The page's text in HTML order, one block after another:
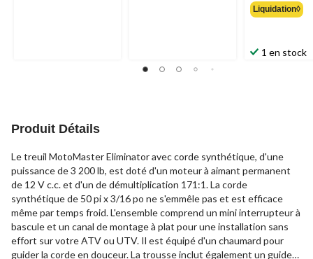
Liquidation◊
1 en stock
Produit Détails
Le treuil MotoMaster Eliminator avec corde synthétique, d'une
puissance de 3 200 lb, est doté d'un moteur à aimant permanent
de 12 V c.c. et d'un de démultiplication 171:1. La corde
synthétique de 50 pi x 3/16 po ne s'emmêle pas et est efficace
même par temps froid. L'ensemble comprend un mini interrupteur à
bascule et un canal de montage à plat pour une installation sans
effort sur votre ATV ou UTV. Il est équipé d'un chaumard pour
guider la corde en douceur. La trousse inclut également un guide-